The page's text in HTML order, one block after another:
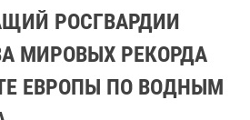
РОСГВАРДИИ
МИРОВЫХ РЕКОРДА
ЕВРОПЫ ПО ВОДНЫМ